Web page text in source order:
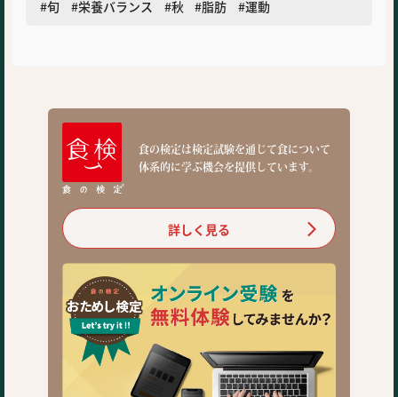
旬 栄養バランス 秋 脂肪 運動
食の検定は検定試験を通じて食について
体系的に学ぶ機会を提供しています。
詳しく見る